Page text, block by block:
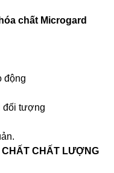
chất Microgard
động
đối tượng
CHẤT CHẤT LƯỢNG